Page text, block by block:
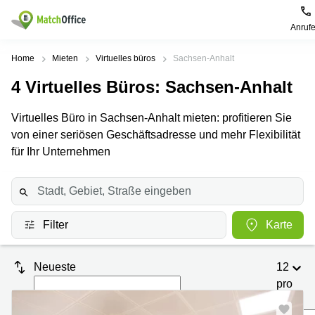
Mieten / Vermieten
Produktseiten
Büro
mieten
Business
Coworking
Space
Seminarraum
Büro
Beliebte
Büro
mieten
Geschäftsadresse
Hamburg
Geschäftsadresse
mieten
Düsseldorf
Geschäftsadresse
Beliebte
Regus
Dortmund
Ruhrallee
9
Dortmund
Office Club
Ballindamm
Hilfe
Über uns
Preis
Log-in
Home Mieten Virtuelles büros Sachsen-Anhalt
4 Virtuelles Büros: Sachsen-Anhalt
Virtuelles Büro in Sachsen-Anhalt mieten: profitieren Sie
von einer seriösen Geschäftsadresse und mehr Flexibilität
für Ihr Unternehmen
Filter Karte
Neueste
12
pro
Seite